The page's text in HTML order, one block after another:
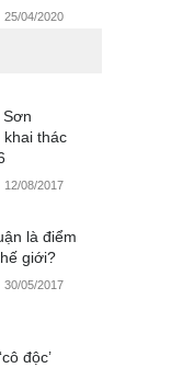
25/04/2020
24/04/2020
quê
thác
12/08/2017
là điểm
giới?
30/05/2017
độc’